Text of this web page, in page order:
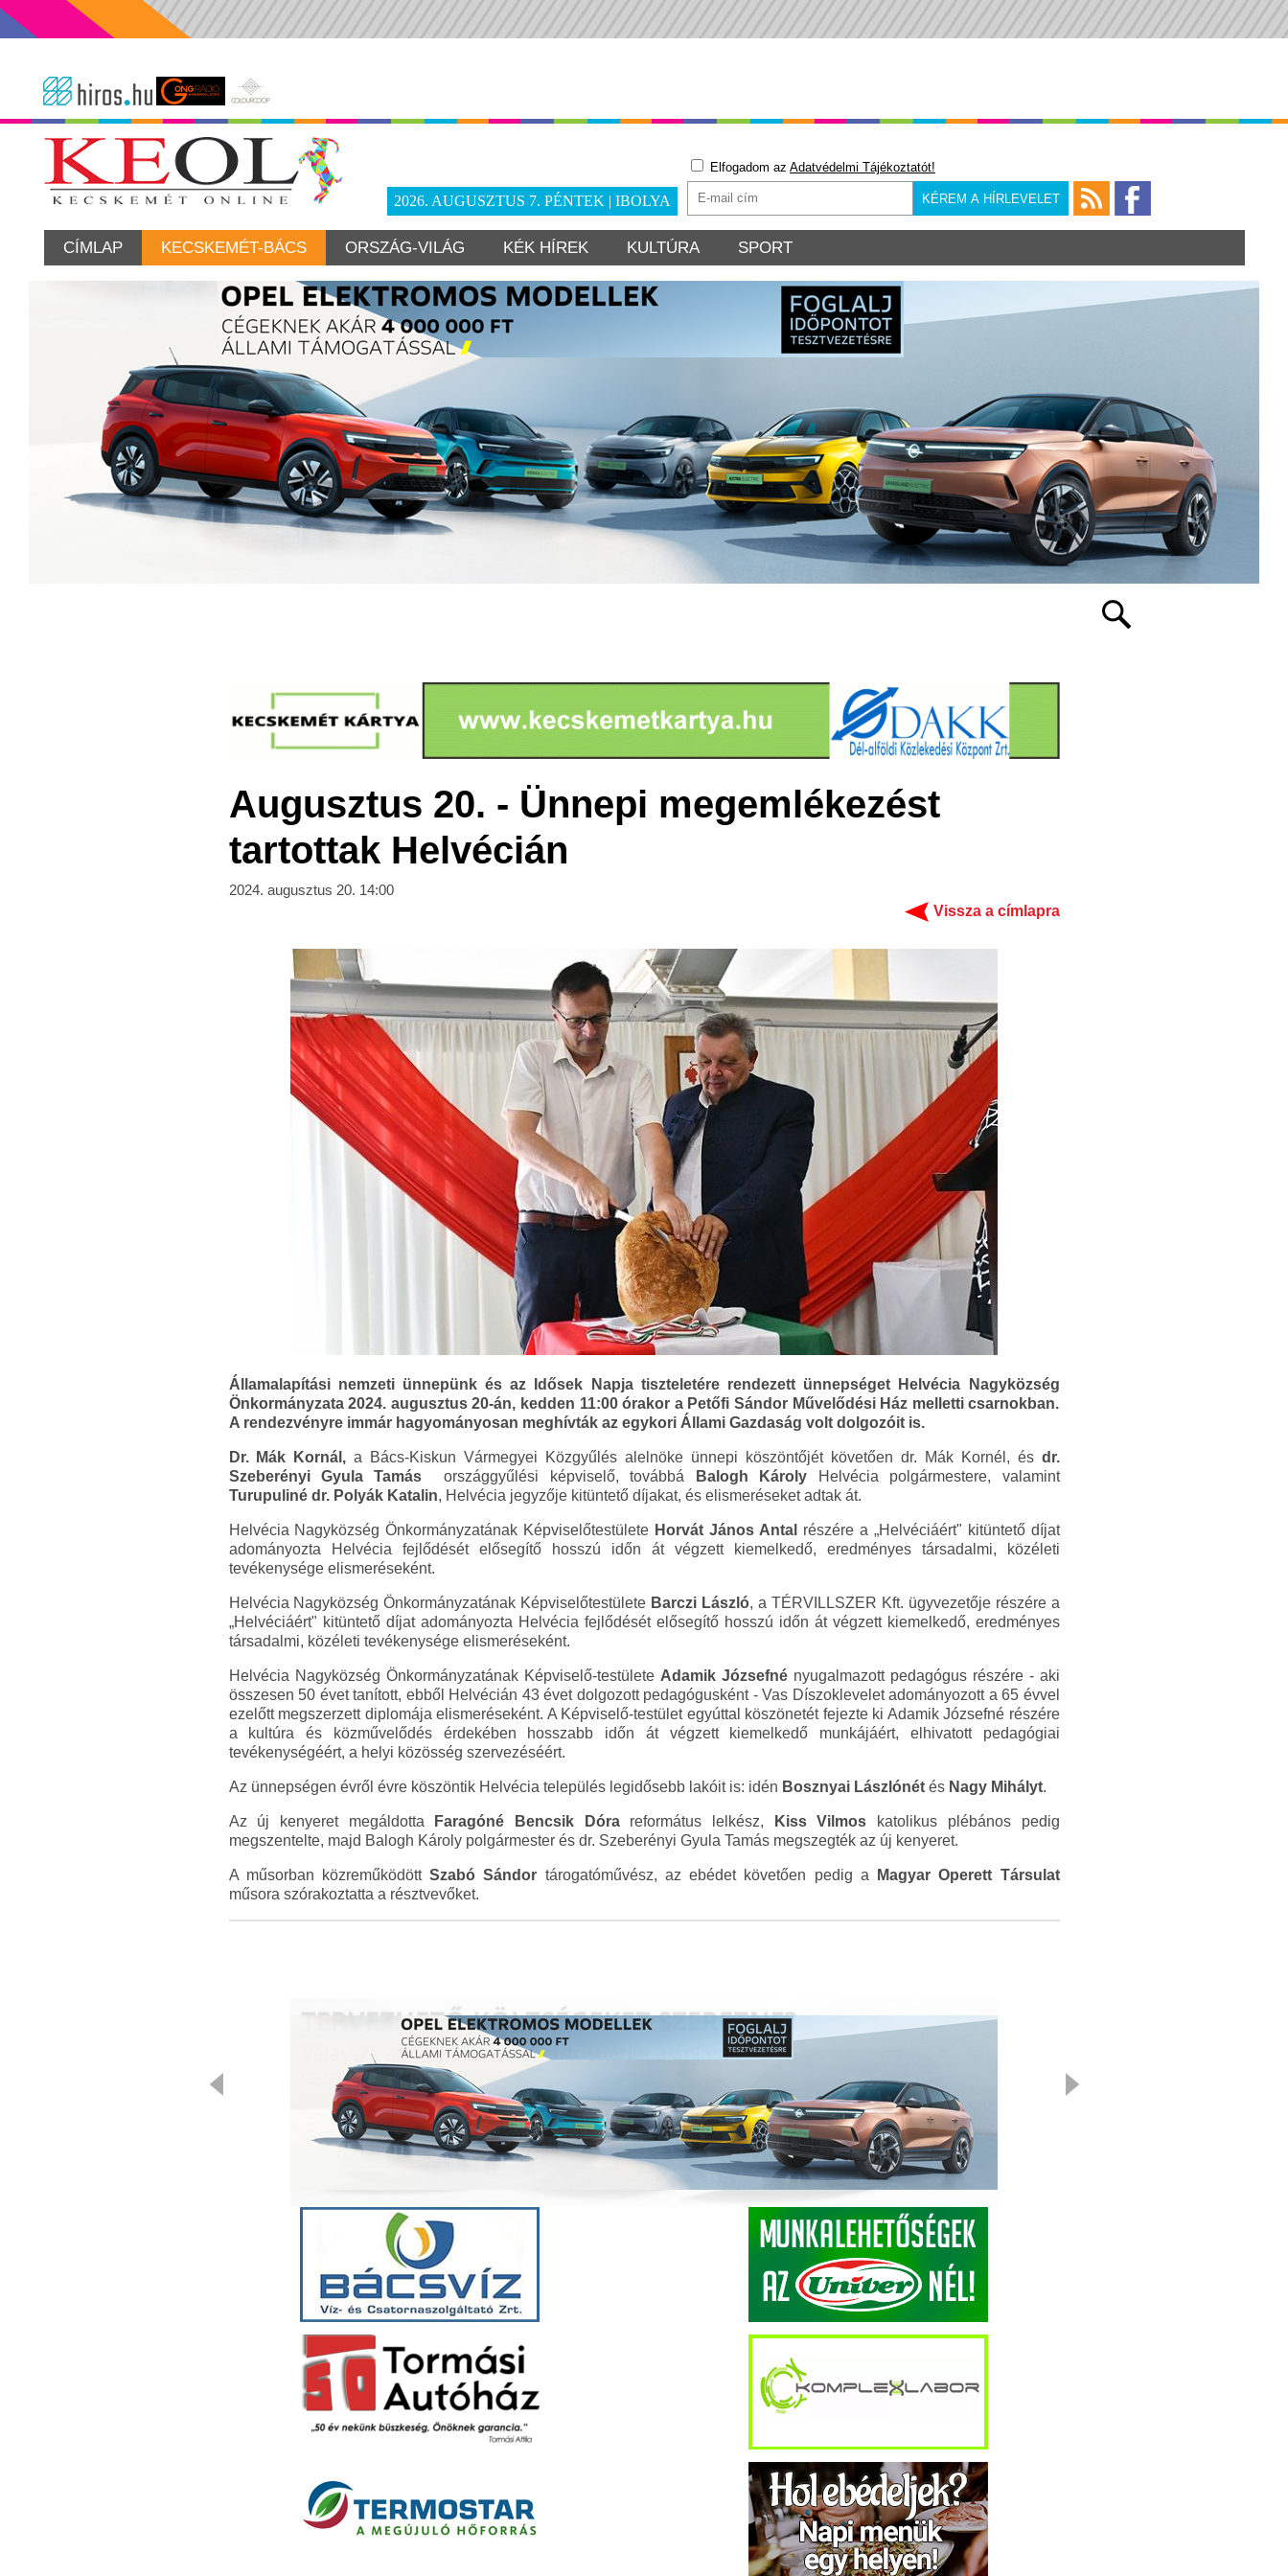
2026. AUGUSZTUS 7. PÉNTEK | IBOLYA
Elfogadom az Adatvédelmi Tájékoztatót!
CÍMLAP KECSKEMÉT-BÁCS ORSZÁG-VILÁG KÉK HÍREK KULTÚRA SPORT
Augusztus 20. - Ünnepi megemlékezést
tartottak Helvécián
2024. augusztus 20. 14:00
Vissza a címlapra
Államalapítási nemzeti ünnepünk és az Idősek Napja tiszteletére rendezett ünnepséget Helvécia Nagyközség
Önkormányzata 2024. augusztus 20-án, kedden 11:00 órakor a Petőfi Sándor Művelődési Ház melletti csarnokban.
A rendezvényre immár hagyományosan meghívták az egykori Állami Gazdaság volt dolgozóit is.
Dr. Mák Kornál, a Bács-Kiskun Vármegyei Közgyűlés alelnöke ünnepi köszöntőjét követően dr. Mák Kornél, és dr.
Szeberényi Gyula Tamás országgyűlési képviselő, továbbá Balogh Károly Helvécia polgármestere, valamint
Turupuliné dr. Polyák Katalin, Helvécia jegyzője kitüntető díjakat, és elismeréseket adtak át.
Helvécia Nagyközség Önkormányzatának Képviselőtestülete Horvát János Antal
részére a „Helvéciáért" kitüntető díjat
adományozta Helvécia fejlődését elősegítő hosszú időn át végzett kiemelkedő, eredményes társadalmi, közéleti
tevékenysége elismeréseként.
Helvécia Nagyközség Önkormányzatának Képviselőtestülete Barczi László, a TÉRVILLSZER Kft. ügyvezetője részére a
„Helvéciáért" kitüntető díjat adományozta Helvécia fejlődését elősegítő hosszú időn át végzett kiemelkedő, eredményes
társadalmi, közéleti tevékenysége elismeréseként.
Helvécia Nagyközség Önkormányzatának Képviselő-testülete Adamik Józsefnényugalmazott pedagógus részére - aki
összesen 50 évet tanított, ebből Helvécián 43 évet dolgozott pedagógusként - Vas Díszoklevelet adományozott a 65 évvel
ezelőtt megszerzett diplomája elismeréseként. A Képviselő-testület egyúttal köszönetét fejezte ki Adamik Józsefné részére
a kultúra és közművelődés érdekében hosszabb időn át végzett kiemelkedő munkájáért, elhivatott pedagógiai
tevékenységéért, a helyi közösség szervezéséért.
Az ünnepségen évről évre köszöntik Helvécia település legidősebb lakóit is: idén Bosznyai Lászlónétés Nagy Mihályt.
Az új kenyeret megáldotta Faragóné Bencsik Dórareformátus lelkész, Kiss Vilmos katolikus plébános pedig
megszentelte, majd Balogh Károly polgármester és dr. Szeberényi Gyula Tamás megszegték az új kenyeret.
A műsorban közreműködöttSzabó Sándor tárogatóművész, az ebédet követően pedig a
Magyar Operett Társulat
műsora szórakoztatta a résztvevőket.